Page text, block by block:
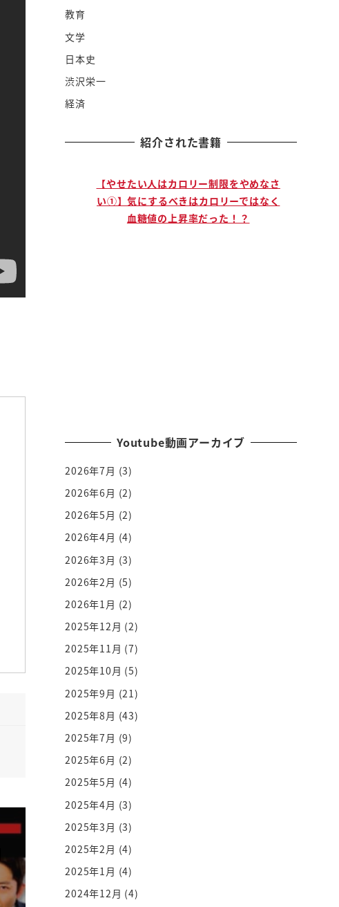
教育
文学
日本史
渋沢栄一
経済
紹介された書籍
【やせたい人はカロリー制限をやめなさ
い①】気にするべきはカロリーではなく
血糖値の上昇率だった！？
Youtube動画アーカイブ
2026年7月 (3)
2026年6月 (2)
2026年5月 (2)
2026年4月 (4)
2026年3月 (3)
2026年2月 (5)
2026年1月 (2)
2025年12月 (2)
2025年11月 (7)
2025年10月 (5)
2025年9月 (21)
2025年8月 (43)
2025年7月 (9)
2025年6月 (2)
2025年5月 (4)
2025年4月 (3)
2025年3月 (3)
2025年2月 (4)
2025年1月 (4)
2024年12月 (4)